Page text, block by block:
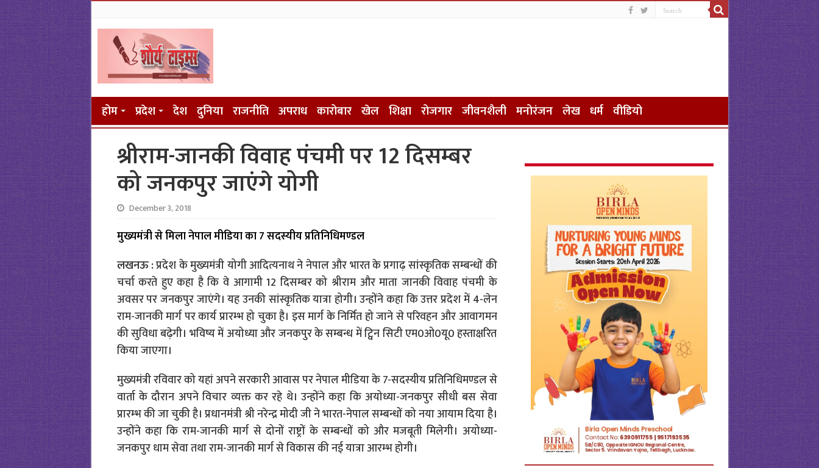
होम प्रदेश देश दुनिया राजनीति अपराध कारोबार खेल शिक्षा रोजगार जीवनशैली मनोरंजन लेख धर्म वीडियो
श्रीराम-जानकी विवाह पंचमी पर 12 दिसम्बर
को जनकपुर जाएंगे योगी
December 3, 2018
मुख्यमंत्री से मिला नेपाल मीडिया का 7 सदस्यीय प्रतिनिधिमण्डल
लखनऊ :प्रदेश के मुख्यमंत्री योगी आदित्यनाथ ने नेपाल और भारत के प्रगाढ़ सांस्कृतिक सम्बन्धों की
चर्चा करते हुए कहा है कि वे आगामी 12 दिसम्बर को श्रीराम और माता जानकी विवाह पंचमी के
अवसर पर जनकपुर जाएंगे। यह उनकी सांस्कृतिक यात्रा होगी। उन्होंने कहा कि उत्तर प्रदेश में 4-लेन
राम-जानकी मार्ग पर कार्य प्रारम्भ हो चुका है। इस मार्ग के निर्मित हो जाने से परिवहन और आवागमन
की सुविधा बढ़ेगी। भविष्य में अयोध्या और जनकपुर के सम्बन्ध में ट्विन सिटी एम0ओ0यू0 हस्ताक्षरित
किया जाएगा।
मुख्यमंत्री रविवार को यहां अपने सरकारी आवास पर नेपाल मीडिया के 7-सदस्यीय प्रतिनिधिमण्डल से
वार्ता के दौरान अपने विचार व्यक्त कर रहे थे। उन्होंने कहा कि अयोध्या-जनकपुर सीधी बस सेवा
प्रारम्भ की जा चुकी है। प्रधानमंत्री श्री नरेन्द्र मोदी जी ने भारत-नेपाल सम्बन्धों को नया आयाम दिया है।
उन्होंने कहा कि राम-जानकी मार्ग से दोनों राष्ट्रों के सम्बन्धों को और मजबूती मिलेगी। अयोध्या-
जनकपुर धाम सेवा तथा राम-जानकी मार्ग से विकास की नई यात्रा आरम्भ होगी।